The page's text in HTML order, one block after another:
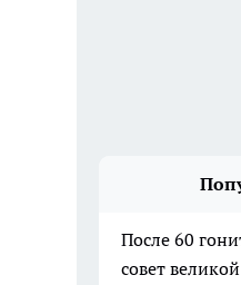
После 60
совет